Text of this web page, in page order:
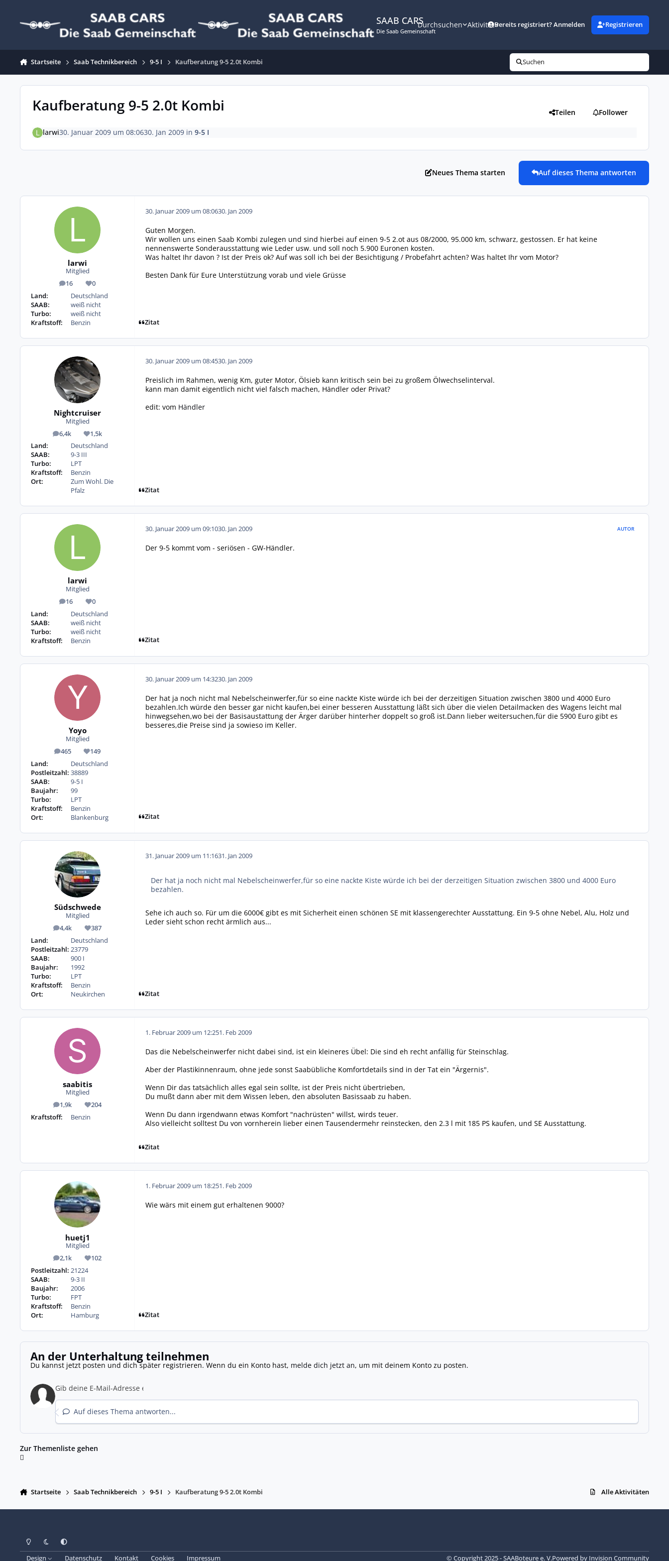
SAAB CARS
Die Saab Gemeinschaft
Durchsuchen AktivitätBereits registriert? Anmelden Registrieren
Startseite Saab Technikbereich 9-5 I Kaufberatung 9-5 2.0t Kombi Suchen
Kaufberatung 9-5 2.0t Kombi Teilen Follower
larwi30. Januar 2009 um 08:0630. Jan 2009in 9-5 I
Neues Thema starten Auf dieses Thema antworten
larwi
Mitglied
16
Beiträge 0
Reputation
Land:
Deutschland
SAAB:
weiß nicht
Turbo:
weiß nicht
Kraftstoff:
Benzin
30. Januar 2009 um 08:0630. Jan 2009
Guten Morgen.
Wir wollen uns einen Saab Kombi zulegen und sind hierbei auf einen 9-5 2.ot aus 08/2000, 95.000 km, schwarz, gestossen. Er hat keine
nennenswerte Sonderausstattung wie Leder usw. und soll noch 5.900 Euronen kosten.
Was haltet Ihr davon ? Ist der Preis ok? Auf was soll ich bei der Besichtigung / Probefahrt achten? Was haltet Ihr vom Motor?
Besten Dank für Eure Unterstützung vorab und viele Grüsse
Zitat
Nightcruiser
Mitglied
6,4k
Beiträge 1,5k
Reputation
Land:
Deutschland
SAAB:
9-3 III
Turbo:
LPT
Kraftstoff:
Benzin
Ort:
Zum Wohl. Die
Pfalz
30. Januar 2009 um 08:4530. Jan 2009
Preislich im Rahmen, wenig Km, guter Motor, Ölsieb kann kritisch sein bei zu großem Ölwechselinterval.
kann man damit eigentlich nicht viel falsch machen, Händler oder Privat?
edit: vom Händler
Zitat
larwi
Mitglied
16
Beiträge 0
Reputation
Land:
Deutschland
SAAB:
weiß nicht
Turbo:
weiß nicht
Kraftstoff:
Benzin
30. Januar 2009 um 09:1030. Jan 2009 AUTOR
Der 9-5 kommt vom - seriösen - GW-Händler.
Zitat
Yoyo
Mitglied
465
Beiträge 149
Reputation
Land:
Deutschland
Postleitzahl: 38889
SAAB:
9-5 I
Baujahr:
99
Turbo:
LPT
Kraftstoff:
Benzin
Ort:
Blankenburg
30. Januar 2009 um 14:3230. Jan 2009
Der hat ja noch nicht mal Nebelscheinwerfer,für so eine nackte Kiste würde ich bei der derzeitigen Situation zwischen 3800 und 4000 Euro
bezahlen.Ich würde den besser gar nicht kaufen,bei einer besseren Ausstattung läßt sich über die vielen Detailmacken des Wagens leicht mal
hinwegsehen,wo bei der Basisaustattung der Ärger darüber hinterher doppelt so groß ist.Dann lieber weitersuchen,für die 5900 Euro gibt es
besseres,die Preise sind ja sowieso im Keller.
Zitat
Südschwede
Mitglied
4,4k
Beiträge 387
Reputation
Land:
Deutschland
Postleitzahl: 23779
SAAB:
900 I
Baujahr:
1992
Turbo:
LPT
Kraftstoff:
Benzin
Ort:
Neukirchen
31. Januar 2009 um 11:1631. Jan 2009
Der hat ja noch nicht mal Nebelscheinwerfer,für so eine nackte Kiste würde ich bei der derzeitigen Situation zwischen 3800 und 4000 Euro
bezahlen.
Sehe ich auch so. Für um die 6000€ gibt es mit Sicherheit einen schönen SE mit klassengerechter Ausstattung. Ein 9-5 ohne Nebel, Alu, Holz und
Leder sieht schon recht ärmlich aus...
Zitat
saabitis
Mitglied
1,9k
Beiträge 204
Reputation
Kraftstoff:
Benzin
1. Februar 2009 um 12:251. Feb 2009
Das die Nebelscheinwerfer nicht dabei sind, ist ein kleineres Übel: Die sind eh recht anfällig für Steinschlag.
Aber der Plastikinnenraum, ohne jede sonst Saabübliche Komfortdetails sind in der Tat ein "Ärgernis".
Wenn Dir das tatsächlich alles egal sein sollte, ist der Preis nicht übertrieben,
Du mußt dann aber mit dem Wissen leben, den absoluten Basissaab zu haben.
Wenn Du dann irgendwann etwas Komfort "nachrüsten" willst, wirds teuer.
Also vielleicht solltest Du von vornherein lieber einen Tausendermehr reinstecken, den 2.3 l mit 185 PS kaufen, und SE Ausstattung.
Zitat
huetj1
Mitglied
2,1k
Beiträge 102
Reputation
Postleitzahl: 21224
SAAB:
9-3 II
Baujahr:
2006
Turbo:
FPT
Kraftstoff:
Benzin
Ort:
Hamburg
1. Februar 2009 um 18:251. Feb 2009
Wie wärs mit einem gut erhaltenen 9000?
Zitat
An der Unterhaltung teilnehmen
Du kannst jetzt posten und dich später registrieren. Wenn du ein Konto hast, melde dich jetzt an, um mit deinem Konto zu posten.
Auf dieses Thema antworten...
Zur Themenliste gehen
Startseite Saab Technikbereich 9-5 I Kaufberatung 9-5 2.0t Kombi Alle Aktivitäten
Heller ModusDunkler Modus
Systemeinstellung
Design Datenschutz Kontakt Cookies Impressum © Copyright 2025 - SAABoteure e. V.Powered by Invision Community